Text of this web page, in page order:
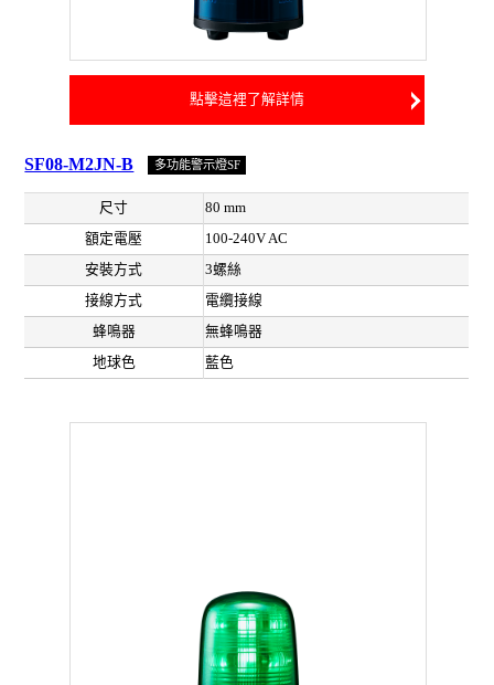
點擊這裡了解詳情
SF08-M2JN-B 多功能警示燈SF
尺寸
80 mm
額定電壓
100-240V AC
安裝方式
3螺絲
接線方式
電纜接線
蜂鳴器
無蜂鳴器
地球色
藍色